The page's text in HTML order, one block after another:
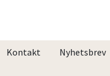
Kontakt Nyhetsbrev